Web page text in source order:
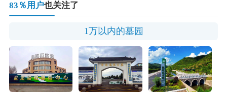
83％用户也关注了
1万以内的墓园